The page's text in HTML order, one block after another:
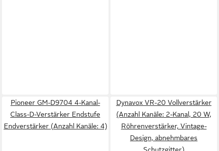
Pioneer GM-D9704 4-Kanal-
Class-D-Verstärker Endstufe
Endverstärker (Anzahl Kanäle: 4)
Dynavox VR-20 Vollverstärker
(Anzahl Kanäle: 2-Kanal, 20 W,
Röhrenverstärker, Vintage-
Design, abnehmbares